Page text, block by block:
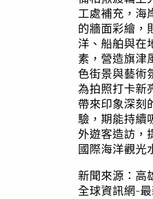
工處補充，海
的牆面彩繪，
洋、船舶與在
素，營造旗津
色街景與藝術
為拍照打卡新
帶來印象深刻
驗，期能持續
外遊客造訪，
國際海洋觀光
新聞來源：高
全球資訊網-